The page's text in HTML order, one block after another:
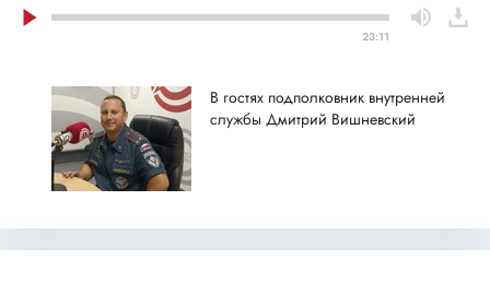
23:11
В гостях подполковник внутренней
службы Дмитрий Вишневский